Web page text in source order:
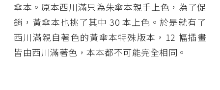
傘本。原本西川滿只為朱傘本親手上色，為了促
銷，黃傘本也挑了其中 30 本上色。於是就有了
西川滿親自著色的黃傘本特殊版本，12 幅插畫
皆由西川滿著色，本本都不可能完全相同。